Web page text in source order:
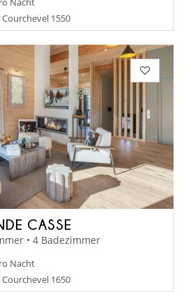
1550
CASSE
• 4 Badezimmer
Nacht
1650